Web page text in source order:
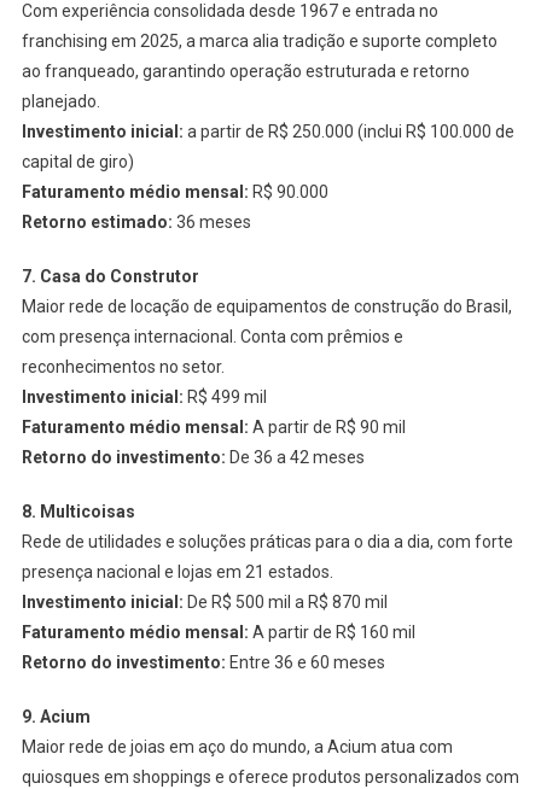
Com experiência consolidada desde 1967 e entrada no
franchising em 2025, a marca alia tradição e suporte completo
ao franqueado, garantindo operação estruturada e retorno
planejado.
Investimento inicial: a partir de R$ 250.000 (inclui R$ 100.000 de
capital de giro)
Faturamento médio mensal: R$ 90.000
Retorno estimado: 36 meses
7. Casa do Construtor
Maior rede de locação de equipamentos de construção do Brasil,
com presença internacional. Conta com prêmios e
reconhecimentos no setor.
Investimento inicial: R$ 499 mil
Faturamento médio mensal: A partir de R$ 90 mil
Retorno do investimento: De 36 a 42 meses
8. Multicoisas
Rede de utilidades e soluções práticas para o dia a dia, com forte
presença nacional e lojas em 21 estados.
Investimento inicial: De R$ 500 mil a R$ 870 mil
Faturamento médio mensal: A partir de R$ 160 mil
Retorno do investimento: Entre 36 e 60 meses
9. Acium
Maior rede de joias em aço do mundo, a Acium atua com
quiosques em shoppings e oferece produtos personalizados com